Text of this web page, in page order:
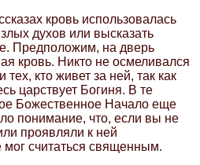
кровь использовалась
духов или высказать
Предположим, на дверь
кровь. Никто не осмеливался
кто живет за ней, так как
царствует Богиня. В те
Божественное Начало еще
понимание, что, если вы не
проявляли к ней
считаться священным.